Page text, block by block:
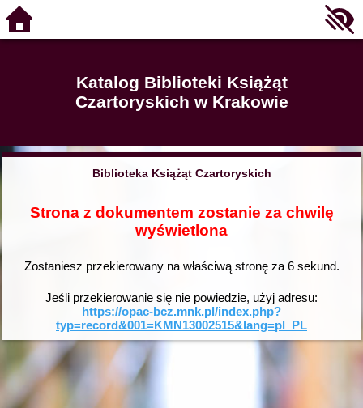
Katalog Biblioteki Książąt
Czartoryskich w Krakowie
Biblioteka Książąt Czartoryskich
Strona z dokumentem zostanie za chwilę
wyświetlona
Zostaniesz przekierowany na właściwą stronę za 6sekund.
Jeśli przekierowanie się nie powiedzie, użyj adresu:
https://opac-bcz.mnk.pl/index.php?
typ=record&001=KMN13002515&lang=pl_PL